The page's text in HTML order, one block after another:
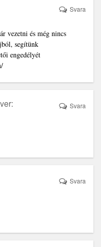
vezetni és még nincs
segítünk
engedélyét
Svara
Svara
Svara